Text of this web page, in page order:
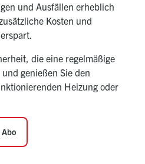
und Ausfällen erheblich
Kosten und
die eine regelmäßige
genießen Sie den
Heizung oder